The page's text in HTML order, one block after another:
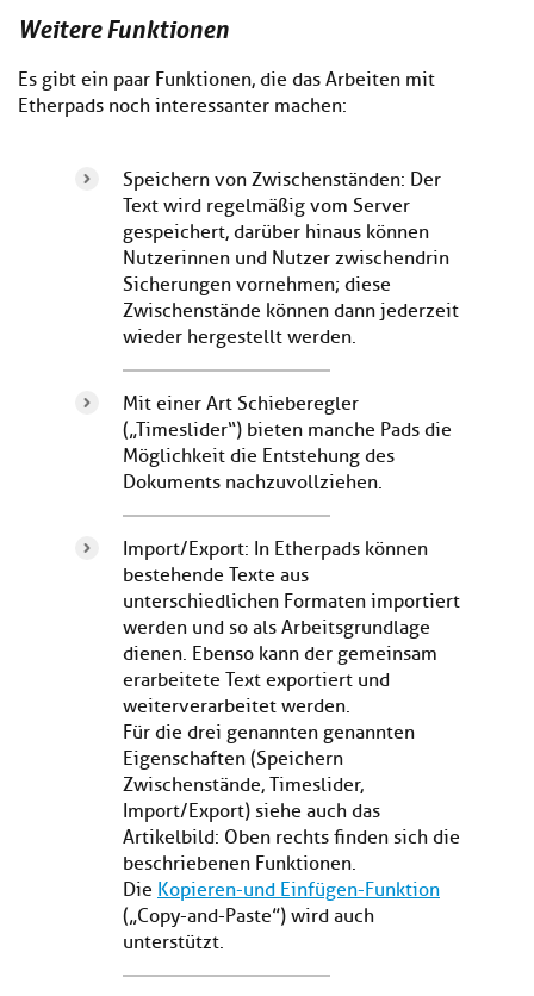
Weitere Funktionen
Es gibt ein paar Funktionen, die das Arbeiten mit
Etherpads noch interessanter machen:
Speichern von Zwischenständen: Der
Text wird regelmäßig vom Server
gespeichert, darüber hinaus können
Nutzerinnen und Nutzer zwischendrin
Sicherungen vornehmen; diese
Zwischenstände können dann jederzeit
wieder hergestellt werden.
Mit einer Art Schieberegler
(„Timeslider“) bieten manche Pads die
Möglichkeit die Entstehung des
Dokuments nachzuvollziehen.
Import/Export: In Etherpads können
bestehende Texte aus
unterschiedlichen Formaten importiert
werden und so als Arbeitsgrundlage
dienen. Ebenso kann der gemeinsam
erarbeitete Text exportiert und
weiterverarbeitet werden.
Für die drei genannten genannten
Eigenschaften (Speichern
Zwischenstände, Timeslider,
Import/Export) siehe auch das
Artikelbild: Oben rechts finden sich die
beschriebenen Funktionen.
Die Kopieren-und Einfügen-Funktion
(„Copy-and-Paste”) wird auch
unterstützt.